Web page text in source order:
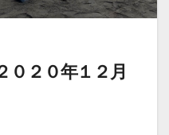
０２０年１２月